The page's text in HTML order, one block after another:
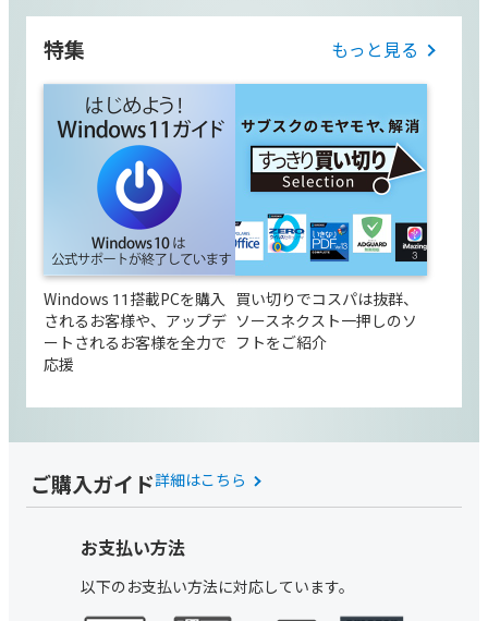
特集 もっと見る
Windows 11搭載PCを購入
されるお客様や、アップデ
ートされるお客様を全力で
応援
買い切りでコスパは抜群、
ソースネクスト一押しのソ
フトをご紹介
ご購入ガイド詳細はこちら
お支払い方法
以下のお支払い方法に対応しています。